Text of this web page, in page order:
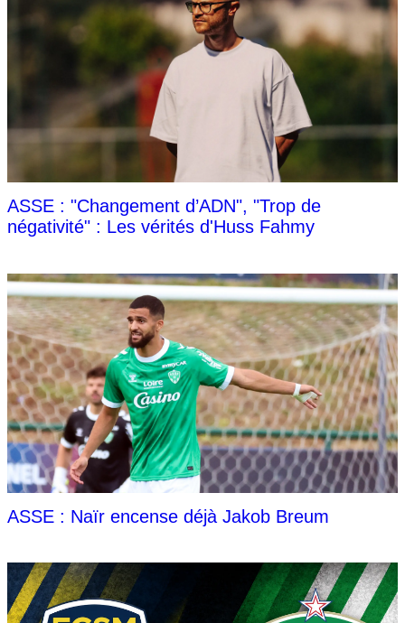
ASSE : "Changement d’ADN", "Trop de
négativité" : Les vérités d'Huss Fahmy
ASSE : Naïr encense déjà Jakob Breum